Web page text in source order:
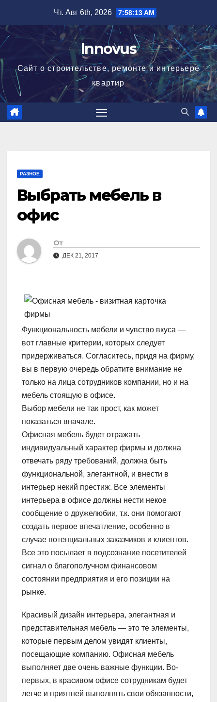
содержимому
Чт. Авг 6th, 2026 7:58:13 AM
Innovus
Сайт о строительстве, ремонте и интерьере
квартир
РАЗНОЕ
Выбрать мебель в
офис
От
ДЕК 21, 2017
Функциональность мебели и чувство вкуса —
вот главные критерии, которых следует
придерживаться. Согласитесь, придя на фирму,
вы в первую очередь обратите внимание не
только на лица сотрудников компании, но и на
мебель стоящую в офисе.
Выбор мебели не так прост, как может
показаться вначале.
Офисная мебель будет отражать
индивидуальный характер фирмы и должна
отвечать ряду требований, должна быть
функциональной, элегантной, и внести в
интерьер некий престиж. Все элементы
интерьера в офисе должны нести некое
сообщение о дружелюбии, т.к. они помогают
создать первое впечатление, особенно в
случае потенциальных заказчиков и клиентов.
Все это посылает в подсознание посетителей
сигнал о благополучном финансовом
состоянии предприятия и его позиции на
рынке.
Красивый дизайн интерьера, элегантная и
представительная мебель — это те элементы,
которые первым делом увидят клиенты,
посещающие компанию. Офисная мебель
выполняет две очень важные функции. Во-
первых, в красивом офисе сотрудникам будет
легче и приятней выполнять свои обязанности,